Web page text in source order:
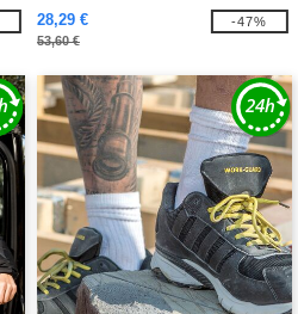
28,29 €
53,60 €
-47%